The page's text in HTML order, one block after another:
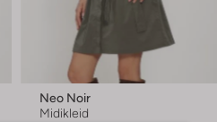
Neo Noir
Midikleid